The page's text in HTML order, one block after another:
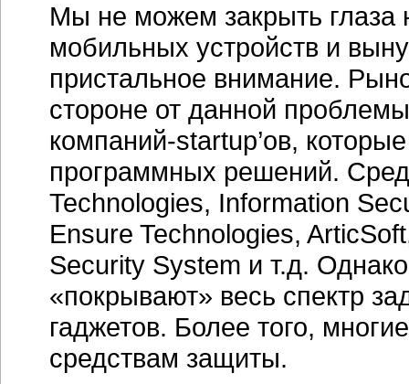
Мы не можем закрыть глаза
мобильных устройств и
пристальное внимание.
стороне от данной
компаний-startup’ов,
программных решений.
Technologies, Information
Ensure Technologies,
Security System и т.д.
«покрывают» весь спектр
гаджетов. Более того,
средствам защиты.